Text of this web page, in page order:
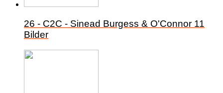
26 - C2C - Sinead Burgess & O'Connor 11
Bilder